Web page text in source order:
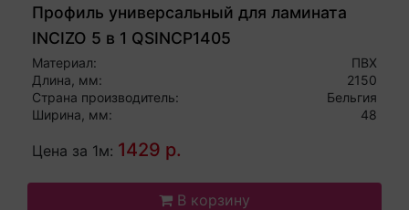
Профиль универсальный для ламината
INCIZO 5 в 1 QSINCP1405
Материал:
ПВХ
Длина, мм:
2150
Страна производитель:
Бельгия
Ширина, мм:
48
Цена за 1м: 1429 р.
В корзину